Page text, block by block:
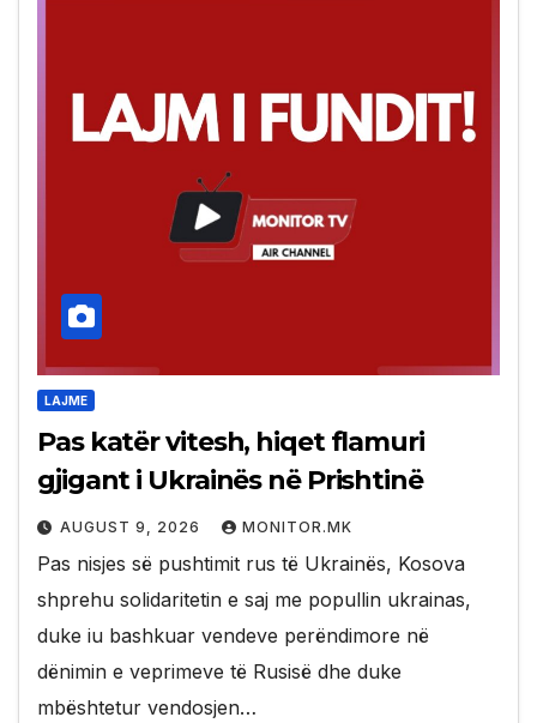
LAJME
Pas katër vitesh, hiqet flamuri
gjigant i Ukrainës në Prishtinë
AUGUST 9, 2026 MONITOR.MK
Pas nisjes së pushtimit rus të Ukrainës, Kosova
shprehu solidaritetin e saj me popullin ukrainas,
duke iu bashkuar vendeve perëndimore në
dënimin e veprimeve të Rusisë dhe duke
mbështetur vendosjen…